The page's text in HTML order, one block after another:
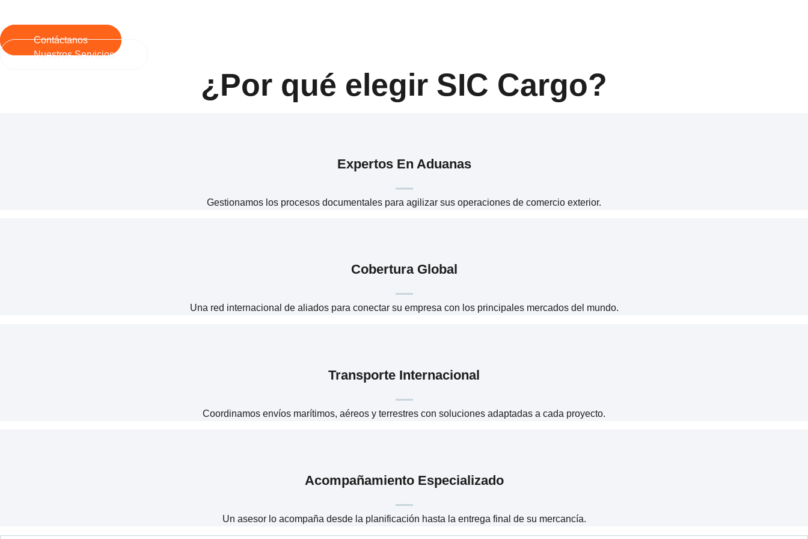
Contáctanos
Nuestros Servicios
¿Por qué elegir SIC Cargo?
Expertos En Aduanas
Gestionamos los procesos documentales para agilizar sus operaciones de comercio exterior.
Cobertura Global
Una red internacional de aliados para conectar su empresa con los principales mercados del mundo.
Transporte Internacional
Coordinamos envíos marítimos, aéreos y terrestres con soluciones adaptadas a cada proyecto.
Acompañamiento Especializado
Un asesor lo acompaña desde la planificación hasta la entrega final de su mercancía.